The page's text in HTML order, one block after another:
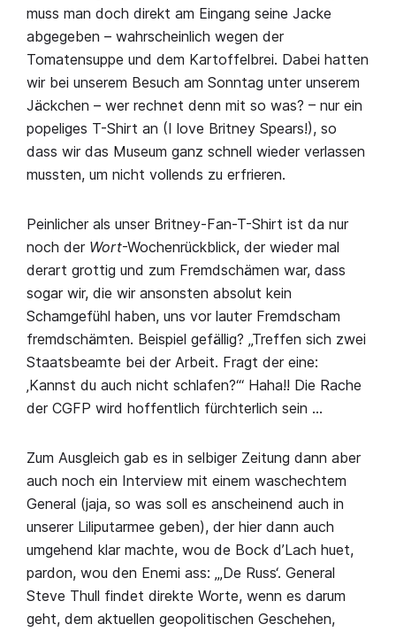
muss man doch direkt am Eingang seine Jacke
abgegeben – wahrscheinlich wegen der
Tomatensuppe und dem Kartoffelbrei. Dabei hatten
wir bei unserem Besuch am Sonntag unter unserem
Jäckchen – wer rechnet denn mit so was? – nur ein
popeliges T-Shirt an (I love Britney Spears!), so
dass wir das Museum ganz schnell wieder verlassen
mussten, um nicht vollends zu erfrieren.
Peinlicher als unser Britney-Fan-T-Shirt ist da nur
noch derWort-Wochenrückblick, der wieder mal
derart grottig und zum Fremdschämen war, dass
sogar wir, die wir ansonsten absolut kein
Schamgefühl haben, uns vor lauter Fremdscham
fremdschämten. Beispiel gefällig? „Treffen sich zwei
Staatsbeamte bei der Arbeit. Fragt der eine:
‚Kannst du auch nicht schlafen?‘“ Haha!! Die Rache
der CGFP wird hoffentlich fürchterlich sein …
Zum Ausgleich gab es in selbiger Zeitung dann aber
auch noch ein Interview mit einem waschechtem
General (jaja, so was soll es anscheinend auch in
unserer Liliputarmee geben), der hier dann auch
umgehend klar machte, wou de Bock d’Lach huet,
pardon, wou den Enemi ass: „‚De Russ‘. General
Steve Thull findet direkte Worte, wenn es darum
geht, dem aktuellen geopolitischen Geschehen,